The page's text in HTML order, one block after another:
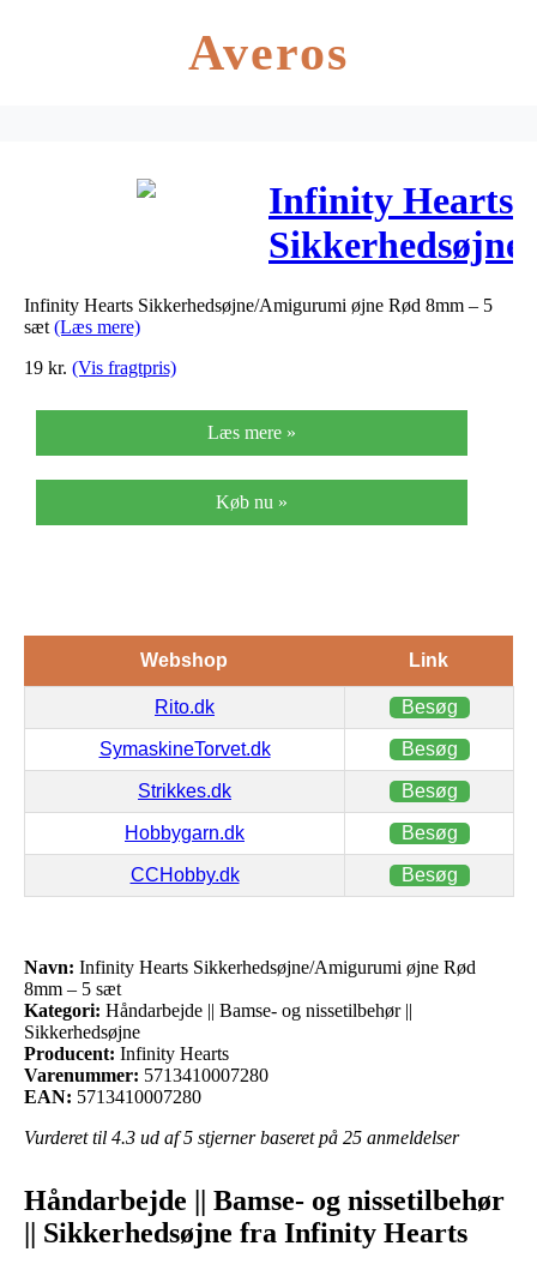
Averos
Infinity Hearts
øjne Rød 8mm
Infinity Hearts Sikkerhedsøjne/Amigurumi øjne Rød 8mm – 5
sæt (Læs mere)
19 kr. (Vis fragtpris)
Læs mere »
Køb nu »
Webshop Link
Rito.dk Besøg
SymaskineTorvet.dk Besøg
Strikkes.dk Besøg
Hobbygarn.dk Besøg
CCHobby.dk Besøg
Navn: Infinity Hearts Sikkerhedsøjne/Amigurumi øjne Rød
8mm – 5 sæt
Kategori: Håndarbejde || Bamse- og nissetilbehør ||
Sikkerhedsøjne
Producent: Infinity Hearts
Varenummer: 5713410007280
EAN: 5713410007280
Vurderet til 4.3 ud af 5 stjerner baseret på 25 anmeldelser
Håndarbejde || Bamse- og nissetilbehør
|| Sikkerhedsøjne fra Infinity Hearts